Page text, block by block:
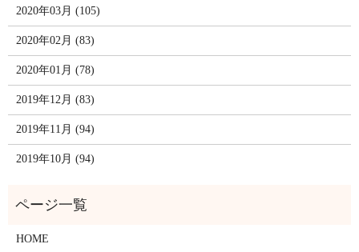
2020年03月 (105)
2020年02月 (83)
2020年01月 (78)
2019年12月 (83)
2019年11月 (94)
2019年10月 (94)
HOME